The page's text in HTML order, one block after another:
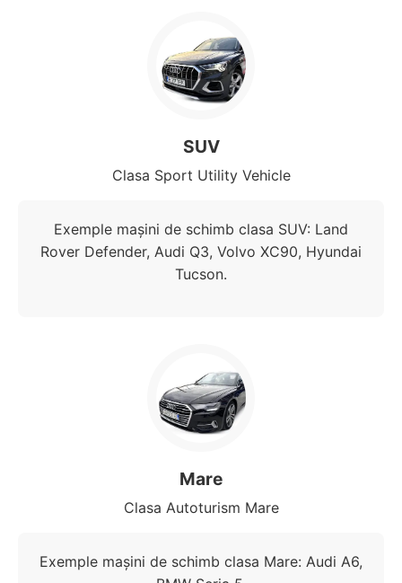
SUV
Clasa Sport Utility Vehicle
Exemple mașini de schimb clasa SUV: Land
Rover Defender, Audi Q3, Volvo XC90, Hyundai
Tucson.
Mare
Clasa Autoturism Mare
Exemple mașini de schimb clasa Mare: Audi A6,